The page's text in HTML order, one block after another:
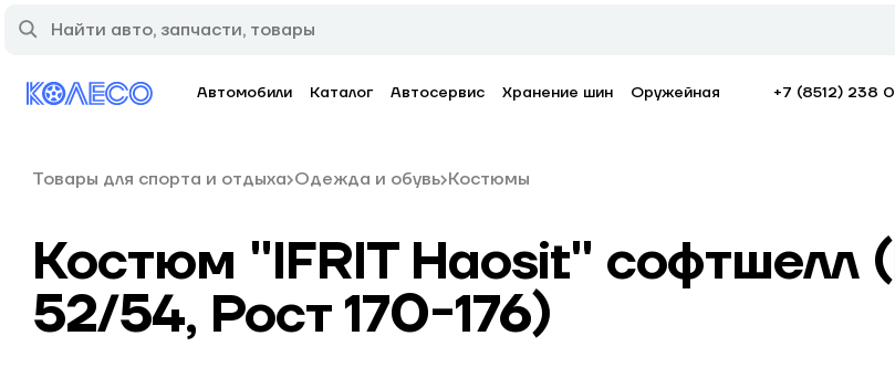
Автомобили Каталог Автосервис Хранение шин Оружейная +7 (8512) 238
Товары для спорта и отдыха Одежда и обувь Костюмы
Костюм "IFRIT Haosit" софтшелл
52/54, Рост 170-176)